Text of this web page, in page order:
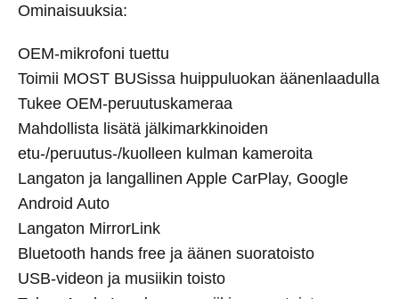
Ominaisuuksia:
OEM-mikrofoni tuettu
Toimii MOST BUSissa huippuluokan äänenlaadulla
Tukee OEM-peruutuskameraa
Mahdollista lisätä jälkimarkkinoiden
etu-/peruutus-/kuolleen kulman kameroita
Langaton ja langallinen Apple CarPlay, Google
Android Auto
Langaton MirrorLink
Bluetooth hands free ja äänen suoratoisto
USB-videon ja musiikin toisto